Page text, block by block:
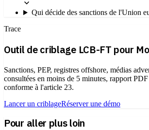
Qui décide des sanctions de l'Union
Trace
Outil de criblage LCB-FT pour
Sanctions, PEP, registres offshore, médias
consultées en moins de 5 minutes, rapport
conforme à l'article 23.
Lancer un criblageRéserver une démo
Pour aller plus loin